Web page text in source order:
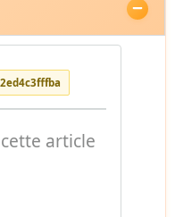
article